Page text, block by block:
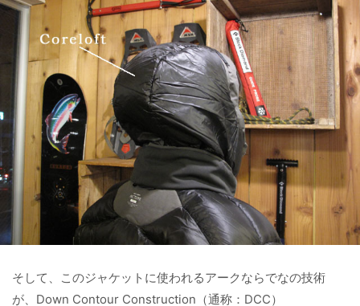
そして、このジャケットに使われるアークならでなの技術
が、Down Contour Construction（通称：DCC）